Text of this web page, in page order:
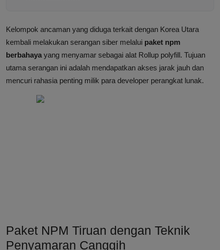
Kelompok ancaman yang diduga terkait dengan Korea Utara
kembali melakukan serangan siber melalui paket npm
berbahaya yang menyamar sebagai alat Rollup polyfill. Tujuan
utama serangan ini adalah mendapatkan akses jarak jauh dan
mencuri rahasia penting milik para developer perangkat lunak.
Paket NPM Tiruan dengan Teknik
Penyamaran Canggih